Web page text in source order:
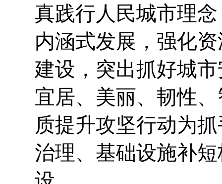
真践行人民城市理
内涵式发展，强化
建设，突出抓好城
宜居、美丽、韧性
质提升攻坚行动为
治理、基础设施补